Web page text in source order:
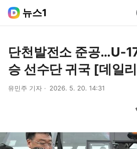
뉴스1
단천발전소 준공…U-
승 선수단 귀국 [데일
유민주 기자 2026. 5. 20. 14:31